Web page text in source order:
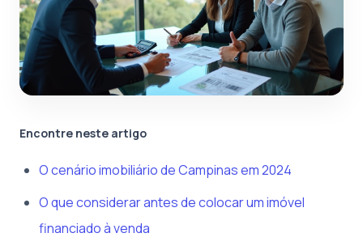
Encontre neste artigo
O cenário imobiliário de Campinas em 2024
O que considerar antes de colocar um imóvel
financiado à venda